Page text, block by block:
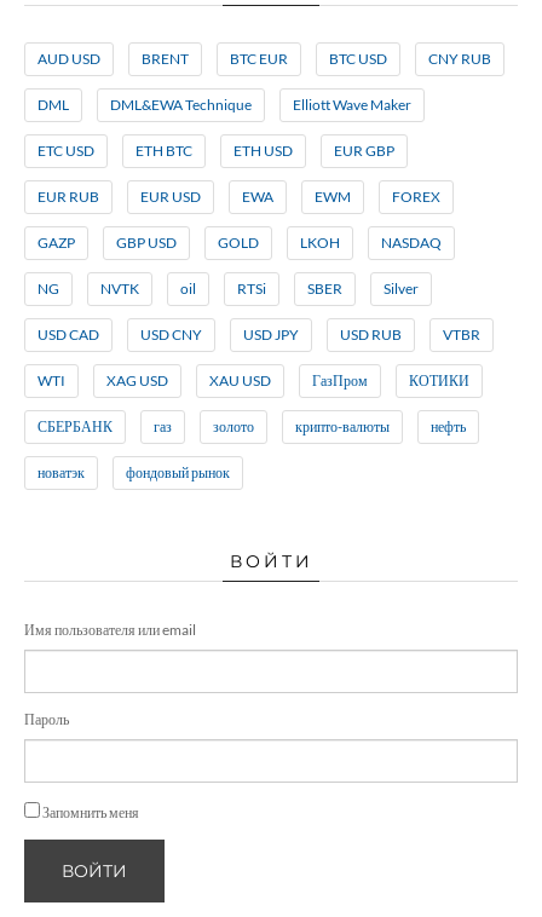
AUD USD BRENT BTC EUR BTC USD CNY RUB
DML DML&EWA Technique Elliott Wave Maker
ETC USD ETH BTC ETH USD EUR GBP
EUR RUB EUR USD EWA EWM FOREX
GAZP GBP USD GOLD LKOH NASDAQ
NG NVTK oil RTSi SBER Silver
USD CAD USD CNY USD JPY USD RUB VTBR
WTI XAG USD XAU USD ГазПром КОТИКИ
СБЕРБАНК газ золото крипто-валюты нефть
новатэк фондовый рынок
ВОЙТИ
Имя пользователя или email
Пароль
Запомнить меня
ВОЙТИ